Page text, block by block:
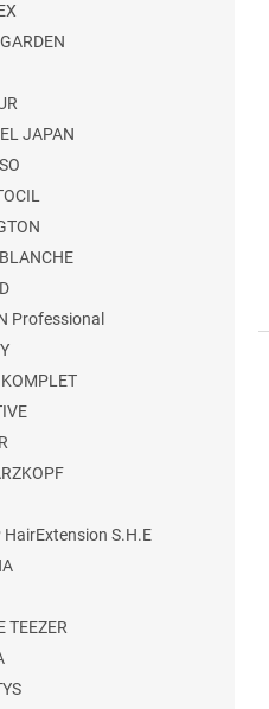
JAPAN
Professional
HairExtension S.H.E
TEEZER